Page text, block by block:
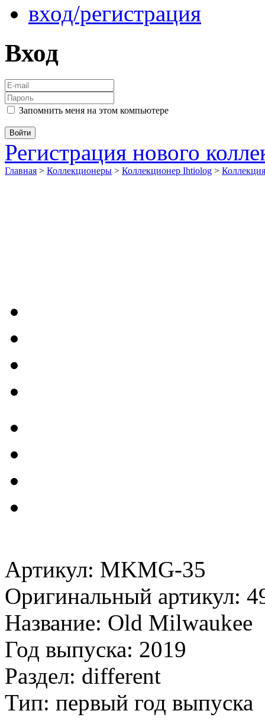
вход/регистрация
Вход
Запомнить меня на этом компьютере
Регистрация нового
Главная > Коллекционеры > Коллекционер Ihtiolog >
Артикул: MKMG-35
Оригинальный артикул:
Название: Old Milwaukee
Год выпуска: 2019
Раздел: different
Тип: первый год выпуска